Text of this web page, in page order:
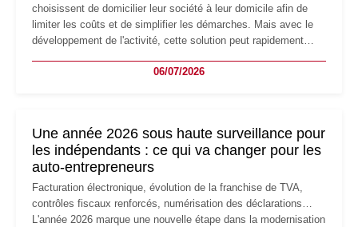
choisissent de domicilier leur société à leur domicile afin de
limiter les coûts et de simplifier les démarches. Mais avec le
développement de l'activité, cette solution peut rapidement
professionnels, recrutement, image de marque… Le
06/07/2026
Une année 2026 sous haute surveillance pour
les indépendants : ce qui va changer pour les
auto-entrepreneurs
Facturation électronique, évolution de la franchise de TVA,
contrôles fiscaux renforcés, numérisation des déclarations…
L'année 2026 marque une nouvelle étape dans la modernisation